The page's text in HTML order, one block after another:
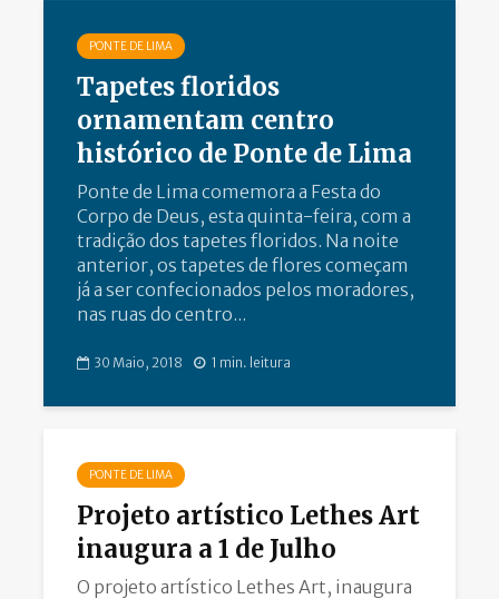
PONTE DE LIMA
Tapetes floridos
ornamentam centro
histórico de Ponte de Lima
Ponte de Lima comemora a Festa do
Corpo de Deus, esta quinta-feira, com a
tradição dos tapetes floridos. Na noite
anterior, os tapetes de flores começam
já a ser confecionados pelos moradores,
nas ruas do centro...
30 Maio, 2018 1 min. leitura
PONTE DE LIMA
Projeto artístico Lethes Art
inaugura a 1 de Julho
O projeto artístico Lethes Art, inaugura